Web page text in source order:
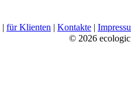
| für Klienten | Kontakte |
© 2026 ecologic